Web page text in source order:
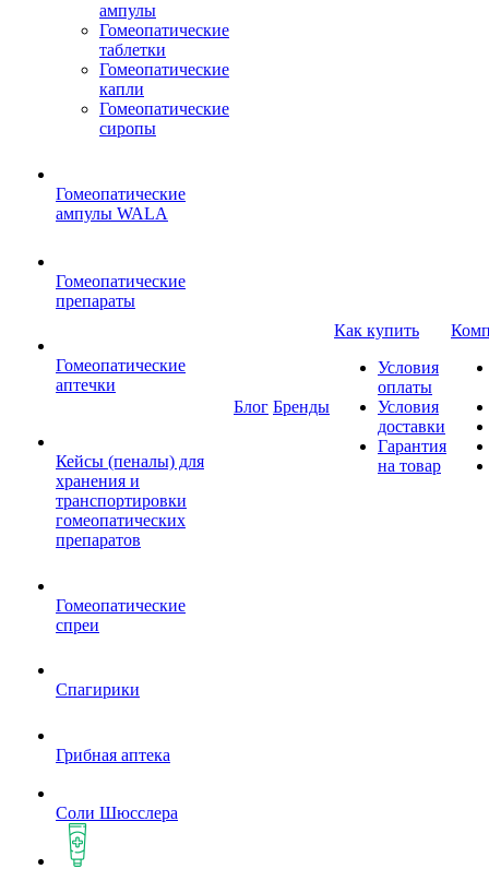
ампулы
Гомеопатические
таблетки
Гомеопатические
капли
Гомеопатические
сиропы
Гомеопатические
ампулы WALA
Гомеопатические
препараты
Гомеопатические
аптечки
Кейсы (пеналы) для
хранения и
транспортировки
гомеопатических
препаратов
Гомеопатические
спреи
Спагирики
Грибная аптека
Соли Шюсслера
Блог Бренды
Как купить
Условия
оплаты
Условия
доставки
Гарантия
на товар